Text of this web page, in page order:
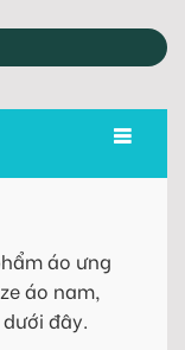
áo ưng
áo nam,
đây.